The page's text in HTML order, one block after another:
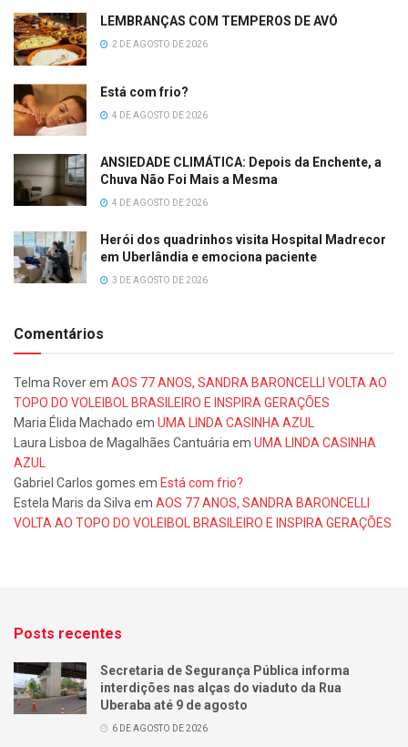
LEMBRANÇAS COM TEMPEROS DE AVÓ
2 DE AGOSTO DE 2026
Está com frio?
4 DE AGOSTO DE 2026
ANSIEDADE CLIMÁTICA: Depois da Enchente, a
Chuva Não Foi Mais a Mesma
4 DE AGOSTO DE 2026
Herói dos quadrinhos visita Hospital Madrecor
em Uberlândia e emociona paciente
3 DE AGOSTO DE 2026
Comentários
Telma Roverem AOS 77 ANOS, SANDRA BARONCELLI VOLTA AO
TOPO DO VOLEIBOL BRASILEIRO E INSPIRA GERAÇÕES
Maria Élida Machado em UMA LINDA CASINHA AZUL
Laura Lisboa de Magalhães Cantuária em UMA LINDA CASINHA
AZUL
Gabriel Carlos gomes em Está com frio?
Estela Maris da Silva em AOS 77 ANOS, SANDRA BARONCELLI
VOLTA AO TOPO DO VOLEIBOL BRASILEIRO E INSPIRA GERAÇÕES
Posts recentes
Secretaria de Segurança Pública informa
interdições nas alças do viaduto da Rua
Uberaba até 9 de agosto
6 DE AGOSTO DE 2026